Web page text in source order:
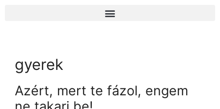
gyerek
Azért, mert te fázol, engem